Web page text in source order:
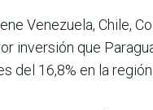
Venezuela, Chile,
inversión que
del 16,8% en la región.